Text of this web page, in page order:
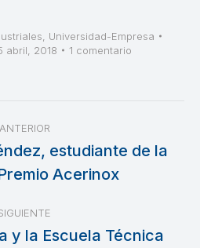
Universidad-Empresa
abril, 2018 1 comentario
ANTERIOR
Publicación
anterior:
estudiante de la
Acerinox
y la Escuela Técnica